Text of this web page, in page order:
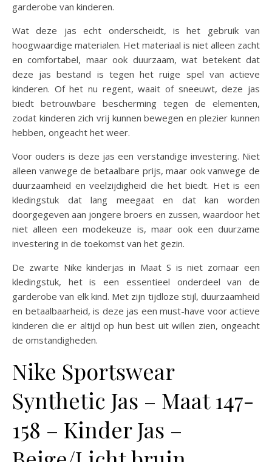
garderobe van kinderen.
Wat deze jas echt onderscheidt, is het gebruik van
hoogwaardige materialen. Het materiaal is niet alleen zacht
en comfortabel, maar ook duurzaam, wat betekent dat
deze jas bestand is tegen het ruige spel van actieve
kinderen. Of het nu regent, waait of sneeuwt, deze jas
biedt betrouwbare bescherming tegen de elementen,
zodat kinderen zich vrij kunnen bewegen en plezier kunnen
hebben, ongeacht het weer.
Voor ouders is deze jas een verstandige investering. Niet
alleen vanwege de betaalbare prijs, maar ook vanwege de
duurzaamheid en veelzijdigheid die het biedt. Het is een
kledingstuk dat lang meegaat en dat kan worden
doorgegeven aan jongere broers en zussen, waardoor het
niet alleen een modekeuze is, maar ook een duurzame
investering in de toekomst van het gezin.
De zwarte Nike kinderjas in Maat S is niet zomaar een
kledingstuk, het is een essentieel onderdeel van de
garderobe van elk kind. Met zijn tijdloze stijl, duurzaamheid
en betaalbaarheid, is deze jas een must-have voor actieve
kinderen die er altijd op hun best uit willen zien, ongeacht
de omstandigheden.
Nike Sportswear
Synthetic Jas – Maat 147-
158 – Kinder Jas –